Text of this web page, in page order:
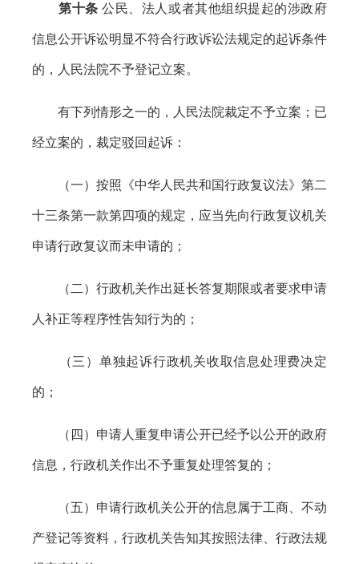
第十条 公民、法人或者其他组织提起的涉政府
信息公开诉讼明显不符合行政诉讼法规定的起诉条件
的，人民法院不予登记立案。
有下列情形之一的，人民法院裁定不予立案；已
经立案的，裁定驳回起诉：
（一）按照《中华人民共和国行政复议法》第二
十三条第一款第四项的规定，应当先向行政复议机关
申请行政复议而未申请的；
（二）行政机关作出延长答复期限或者要求申请
人补正等程序性告知行为的；
（三）单独起诉行政机关收取信息处理费决定
的；
（四）申请人重复申请公开已经予以公开的政府
信息，行政机关作出不予重复处理答复的；
（五）申请行政机关公开的信息属于工商、不动
产登记等资料，行政机关告知其按照法律、行政法规